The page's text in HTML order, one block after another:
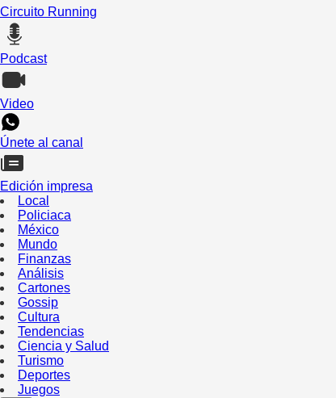
Circuito Running
Podcast
Video
Únete al canal
Edición impresa
Local
Policiaca
México
Mundo
Finanzas
Análisis
Cartones
Gossip
Cultura
Tendencias
Ciencia y Salud
Turismo
Deportes
Juegos